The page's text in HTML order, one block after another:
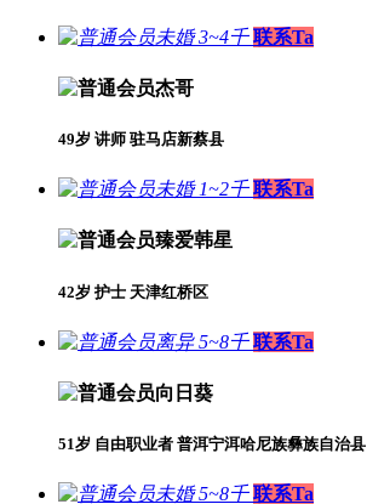
未婚 3~4千联系Ta
杰哥
49岁 讲师 驻马店新蔡县
未婚 1~2千联系Ta
臻爱韩星
42岁 护士 天津红桥区
离异 5~8千联系Ta
向日葵
51岁 自由职业者 普洱宁洱哈尼族彝族自治县
未婚 5~8千联系Ta